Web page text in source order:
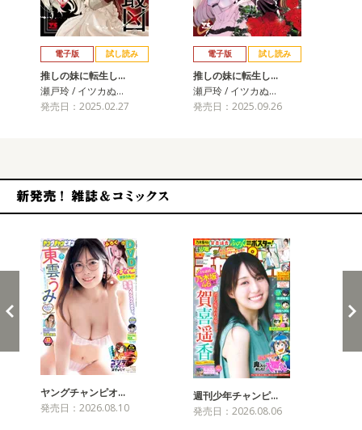
電子版 試し読み
推しの妹に転生し…
瀬戸玲 / イツカぬ…
発売日：2025.02.27
電子版 試し読み
推しの妹に転生し…
瀬戸玲 / イツカぬ…
発売日：2025.09.26
ヤングチャンピオ…
発売日：2026.08.10
週刊少年チャンピ…
発売日：2026.08.06